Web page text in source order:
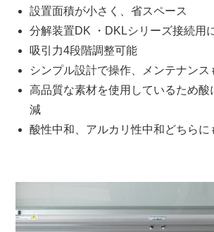
設置面積が小さく、省スペース
分解装置DK ・ DKLシリーズ接続用
吸引力4段階調整可能
シンプル設計で操作、メンテナンス
高品質な素材を使用しているため酸
減
酸性中和、アルカリ性中和どちらに